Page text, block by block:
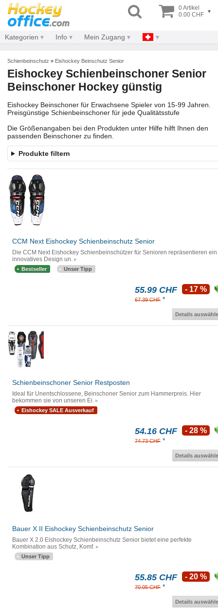
0 Artikel
0.00 CHF ▾
Kategorien Info Mein Zugang
Schienbeinschutz » Eishockey Beinschutz Senior
Eishockey Schienbeinschoner Senior
Beinschoner Hockey günstig
Eishockey Beinschoner für Erwachsene Spieler von 15-99 Jahren.
Preisgünstige Schienbeinschoner für jede Qualitätsstufe
Die Größenangaben bei den Produkten unter Hilfe hilft Ihnen den
passenden Beinschoner zu finden.
Produkte filtern
CCM Next Eishockey Schienbeinschutz Senior
Die CCM Next Eishockey Schienbeinschützer für Senioren repräsentieren ein
innovatives Design un.
Bestseller Unser Tipp
55.99 CHF
67.39 CHF *
- 17 %
Details
Schienbeinschoner Senior Restposten
Ideal für Unentschlossene, Beinschoner Senior zum Hammerpreis. Hier
bekommen sie von unseren Ei.
Eishockey SALE Ausverkauf
54.16 CHF
74.73 CHF *
- 28 %
Details
Bauer X II Eishockey Schienbeinschutz Senior
Bauer X 2.0 Eishockey Schienbeinschutz Senior bietet eine perfekte
Kombination aus Schutz, Komf.
Unser Tipp
55.85 CHF
70.05 CHF *
- 20 %
Details